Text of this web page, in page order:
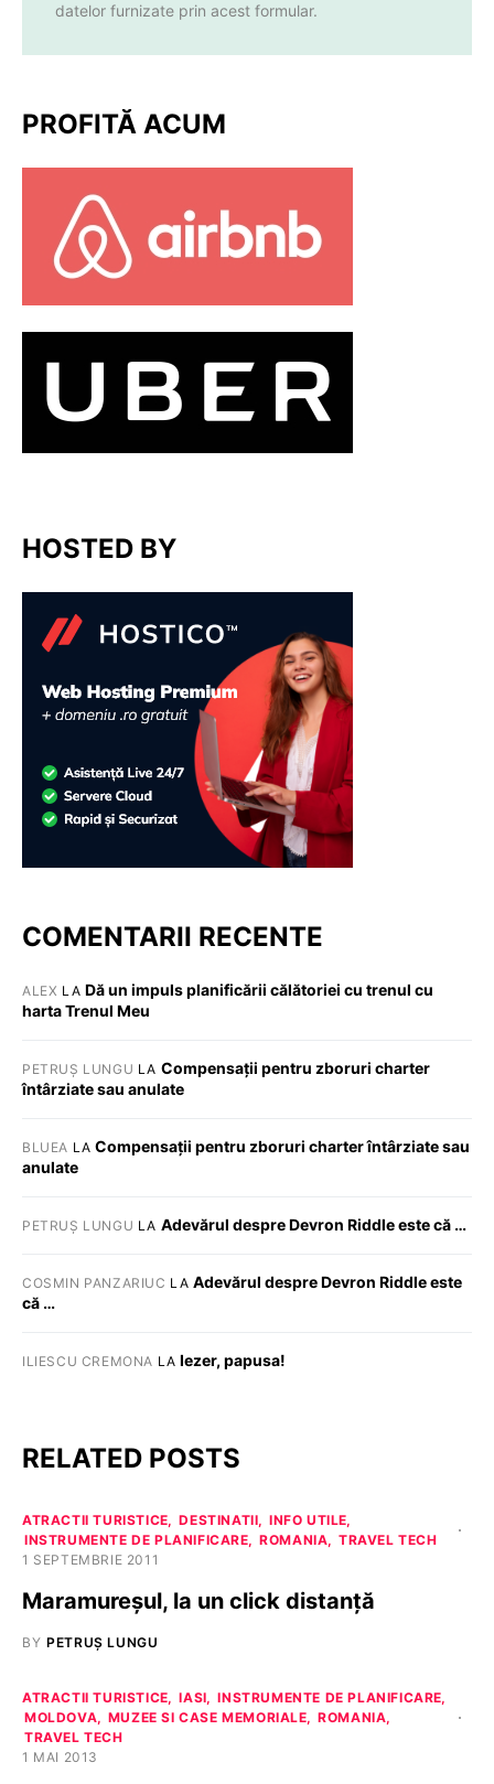
datelor furnizate prin acest formular.
PROFITĂ ACUM
HOSTED BY
COMENTARII RECENTE
ALEX LA Dă un impuls planificării călătoriei cu trenul cu
harta Trenul Meu
PETRUȘ LUNGU LA Compensații pentru zboruri charter
întârziate sau anulate
BLUEA LACompensații pentru zboruri charter întârziate sau
anulate
PETRUȘ LUNGU LA Adevărul despre Devron Riddle este că …
COSMIN PANZARIUC LA Adevărul despre Devron Riddle este
că …
ILIESCU CREMONA LA Iezer, papusa!
RELATED POSTS
ATRACTII TURISTICE DESTINATII
INFO UTILE
INSTRUMENTE DE PLANIFICARE
ROMANIA
TRAVEL TECH
1 SEPTEMBRIE 2011
Maramureșul, la un click distanță
BY PETRUȘ LUNGU
ATRACTII TURISTICE IASI
INSTRUMENTE DE PLANIFICARE
MOLDOVA
MUZEE SI CASE MEMORIALE
ROMANIA
TRAVEL TECH
1 MAI 2013